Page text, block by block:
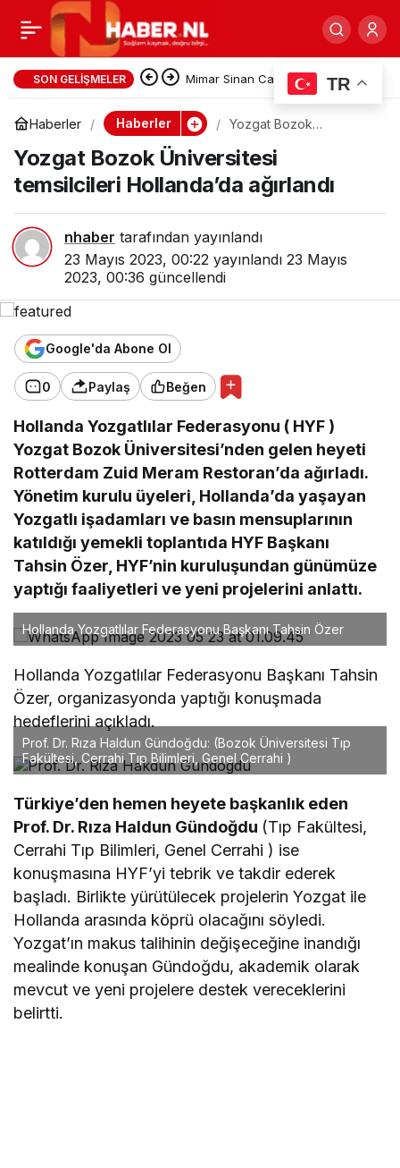
SON GELIŞMELER Mimar Sinan Camii’nin Kurucu
İsmi Vedat Tapan’a Hastanede
Vefa Ziyareti
Haberler Haberler
Yozgat Bozok
Hollanda’da ağırlandı
Yozgat Bozok Üniversitesi
temsilcileri Hollanda’da ağırlandı
nhaber tarafından yayınlandı
23 Mayıs 2023, 00:22 yayınlandı 23 Mayıs
2023, 00:36 güncellendi
Google'da Abone Ol
0 Paylaş Beğen
Hollanda Yozgatlılar Federasyonu ( HYF )
Yozgat Bozok Üniversitesi’nden gelen heyeti
Rotterdam Zuid Meram Restoran’da ağırladı.
Yönetim kurulu üyeleri, Hollanda’da yaşayan
Yozgatlı işadamları ve basın mensuplarının
katıldığı yemekli toplantıda HYF Başkanı
Tahsin Özer, HYF’nin kuruluşundan günümüze
yaptığı faaliyetleri ve yeni projelerini anlattı.
Hollanda Yozgatlılar Federasyonu Başkanı Tahsin Özer
Hollanda Yozgatlılar Federasyonu Başkanı Tahsin
Özer, organizasyonda yaptığı konuşmada
hedeflerini açıkladı.
Prof. Dr. Rıza Haldun Gündoğdu: (Bozok Üniversitesi Tıp
Fakültesi, Cerrahi Tıp Bilimleri, Genel Cerrahi )
Türkiye’den hemen heyete başkanlık eden
Prof. Dr. Rıza Haldun Gündoğdu (Tıp Fakültesi,
Cerrahi Tıp Bilimleri, Genel Cerrahi ) ise
konuşmasına HYF’yi tebrik ve takdir ederek
başladı. Birlikte yürütülecek projelerin Yozgat ile
Hollanda arasında köprü olacağını söyledi.
Yozgat’ın makus talihinin değişeceğine inandığı
mealinde konuşan Gündoğdu, akademik olarak
mevcut ve yeni projelere destek vereceklerini
belirtti.
Cumhurbaşkanı Seçimi
2. turunda yurt dışı ve
gümrüklerde kullanılan
oy 1 milyonu aştı
0 Paylaş
TR